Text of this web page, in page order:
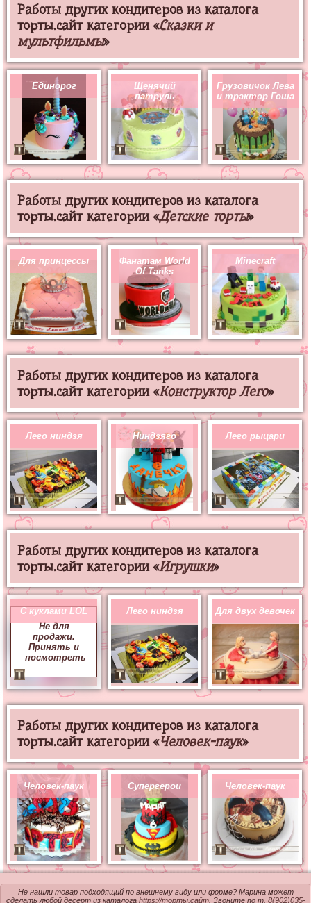
Работы других кондитеров из каталога
торты.сайт категории «Сказки и
мультфильмы»
Единорог
Щенячий
патруль
Грузовичок Лева
и трактор Гоша
Работы других кондитеров из каталога
торты.сайт категории «Детские торты»
Для принцессы
Фанатам World
Of Tanks
Minecraft
Работы других кондитеров из каталога
торты.сайт категории «Конструктор Лего»
Лего ниндзя Ниндзяго Лего рыцари
Работы других кондитеров из каталога
торты.сайт категории «Игрушки»
С куклами LOL
Не для
продажи.
Принять и
посмотреть
Лего ниндзя Для двух девочек
Работы других кондитеров из каталога
торты.сайт категории «Человек-паук»
Человек-паук Супергерои Человек-паук
Не нашли товар подходящий по внешнему виду или форме? Марина может
сделать любой десерт из каталога https://торты.сайт. Звоните по т. 8(902)035-